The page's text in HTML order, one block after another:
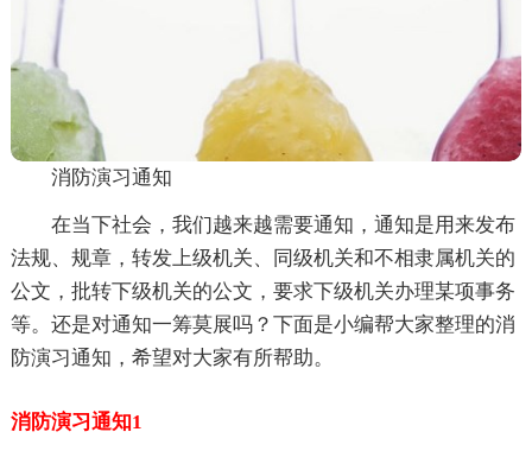
消防演习通知
在当下社会，我们越来越需要通知，通知是用来发布
法规、规章，转发上级机关、同级机关和不相隶属机关的
公文，批转下级机关的公文，要求下级机关办理某项事务
等。还是对通知一筹莫展吗？下面是小编帮大家整理的消
防演习通知，希望对大家有所帮助。
消防演习通知1